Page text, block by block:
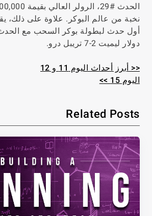
دولار ليميت 2-7 تريبل درو.
<< أبرز أحداث اليوم 11 و 12
اليوم 15 >>
Related Posts